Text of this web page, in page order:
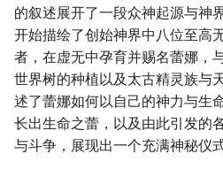
的叙述展开了一段众神起源与神
开始描绘了创始神界中八位至高
者，在虚无中孕育并赐名蕾娜，
世界树的种植以及太古精灵族与
述了蕾娜如何以自己的神力与生
长出生命之蕾，以及由此引发的
与斗争，展现出一个充满神秘仪